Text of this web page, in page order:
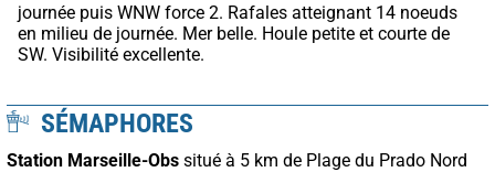
journée puis WNW force 2. Rafales atteignant 14 noeuds
en milieu de journée. Mer belle. Houle petite et courte de
SW. Visibilité excellente.
SÉMAPHORES
Station Marseille-Obs situé à 5 km de Plage du Prado Nord